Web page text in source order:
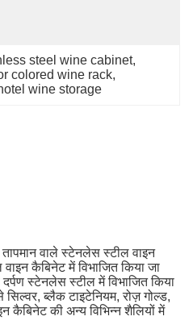
steel wine cabinet,
colored wine rack,
wine storage
वाले स्टेनलेस स्टील वाइन
कैबिनेट में विभाजित किया जा
स्टेनलेस स्टील में विभाजित किया
ब्लैक टाइटेनियम, रोज़ गोल्ड,
कैबिनेट की अन्य विभिन्न शैलियों में